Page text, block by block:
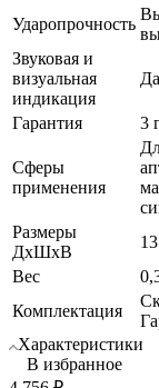
Ударопрочность
Звуковая и
визуальная
индикация
Да
Гарантия 3
Сферы
применения
Размеры
ДхШхВ
Вес
Комплектация
Характеристики
В избранное